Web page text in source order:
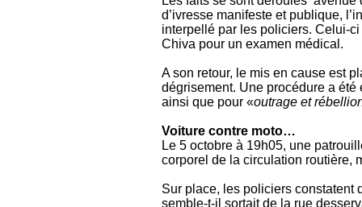
d’ivresse manifeste et publique,
interpellé par les policiers. Celui-
Chiva pour un examen médical.
A son retour, le mis en cause est
dégrisement. Une procédure a été
ainsi que pour «outrage et
Voiture contre moto…
Le 5 octobre à 19h05, une
corporel de la circulation routière,
Sur place, les policiers constatent
semble-t-il sortait de la rue